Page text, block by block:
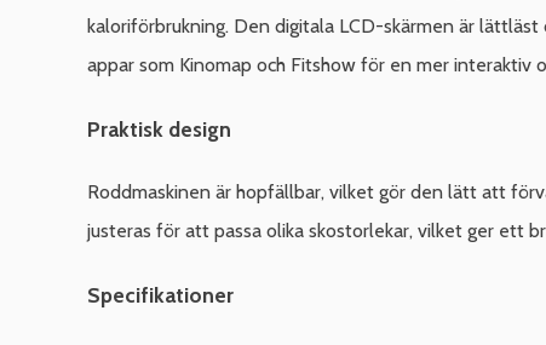
kaloriförbrukning. Den digitala LCD-skärmen är
appar som Kinomap och Fitshow för en mer interaktiv
Praktisk design
Roddmaskinen är hopfällbar, vilket gör den lätt att
justeras för att passa olika skostorlekar, vilket ger ett
Specifikationer